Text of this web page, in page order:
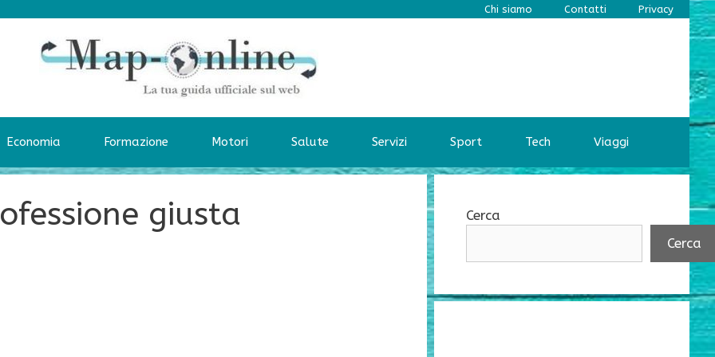
Chi siamo Contatti Privacy
Economia Formazione Motori Salute Servizi Sport Tech Viaggi
giusta
Cerca
Cerca